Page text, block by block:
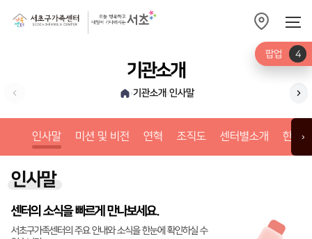
기관소개
›기관소개 ›인사말 미
인사말 미션 및 비전 연혁 조직도 센터별소개 한눈›
인사말
센터의 소식을 빠르게 만나보세요.
서초구가족센터의 주요 안내와 소식을 한눈에 확인하실 수
팝업 4